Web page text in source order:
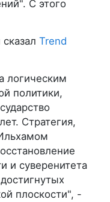
С этого
Trend
логическим
политики,
Стратегия,
и суверенитета
плоскости", -